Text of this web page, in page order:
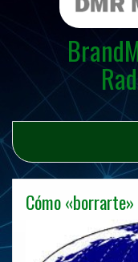
Cómo